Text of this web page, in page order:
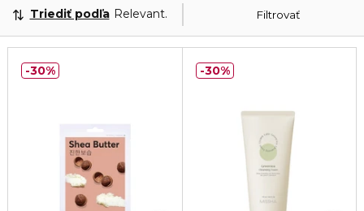
Filtrovať
Triediť podľa Relevantnosť
30% 30%